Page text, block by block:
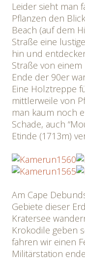
Leider sieht man
Pflanzen den
Beach (auf dem
Straße eine
hin und
Straße von
Ende der 90er
Eine Holztreppe
mittlerweile von
man kaum noch
Schade, auch
Etinde (1713m)
Am Cape
Gebiete dieser
Kratersee
Krokodile geben
fahren wir einen
Militärstation